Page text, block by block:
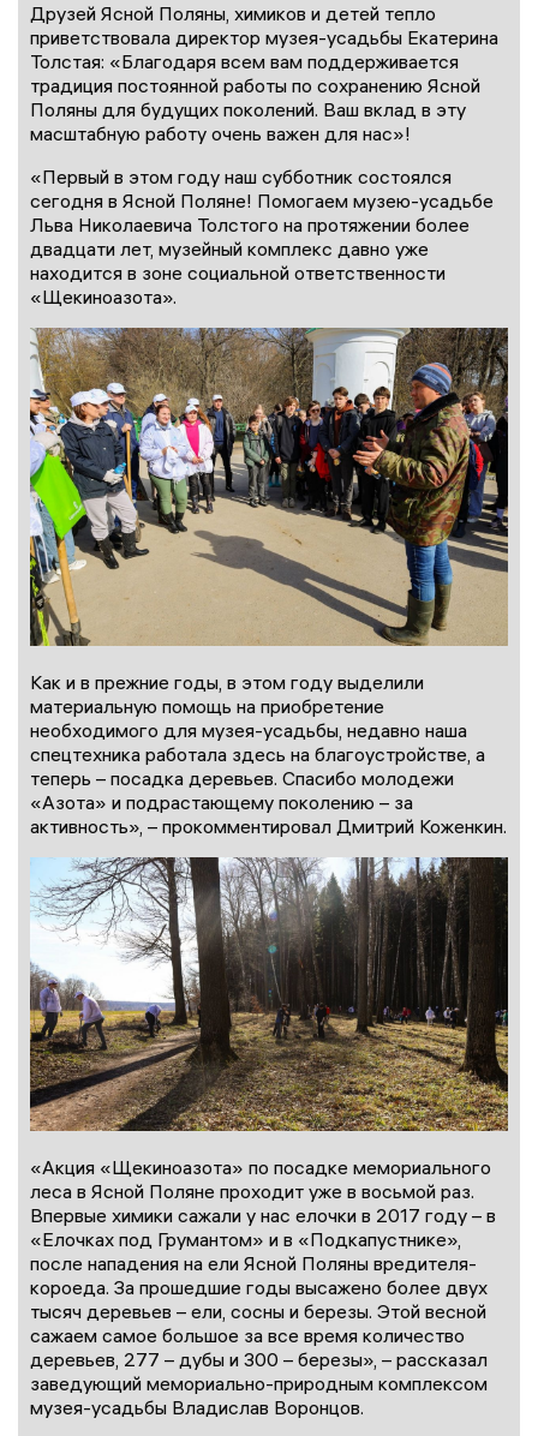
Друзей Ясной Поляны, химиков и детей тепло
приветствовала директор музея-усадьбы Екатерина
Толстая: «Благодаря всем вам поддерживается
традиция постоянной работы по сохранению Ясной
Поляны для будущих поколений. Ваш вклад в эту
масштабную работу очень важен для нас»!
«Первый в этом году наш субботник состоялся
сегодня в Ясной Поляне! Помогаем музею-усадьбе
Льва Николаевича Толстого на протяжении более
двадцати лет, музейный комплекс давно уже
находится в зоне социальной ответственности
«Щекиноазота».
Как и в прежние годы, в этом году выделили
материальную помощь на приобретение
необходимого для музея-усадьбы, недавно наша
спецтехника работала здесь на благоустройстве, а
теперь – посадка деревьев. Спасибо молодежи
«Азота» и подрастающему поколению – за
активность», – прокомментировал Дмитрий Коженкин.
«Акция «Щекиноазота» по посадке мемориального
леса в Ясной Поляне проходит уже в восьмой раз.
Впервые химики сажали у нас елочки в 2017 году – в
«Елочках под Грумантом» и в «Подкапустнике»,
после нападения на ели Ясной Поляны вредителя-
короеда. За прошедшие годы высажено более двух
тысяч деревьев – ели, сосны и березы. Этой весной
сажаем самое большое за все время количество
деревьев, 277 – дубы и 300 – березы», – рассказал
заведующий мемориально-природным комплексом
музея-усадьбы Владислав Воронцов.